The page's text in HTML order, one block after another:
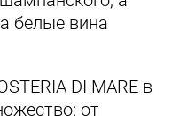
белые вина
DI MARE в
от